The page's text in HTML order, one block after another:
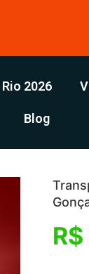
2026
Blog
R$